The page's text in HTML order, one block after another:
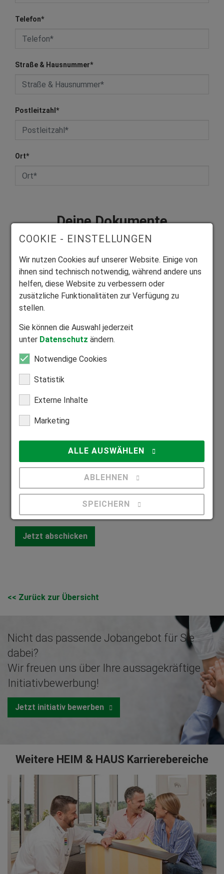
Telefon*
Straße & Hausnummer*
Postleitzahl *
Ort*
Deine Dokumente
Bitte lade hier Deine vollständigen
Bewerbungsunterlagen hoch. Gerne kannst Du deine
Unterlagen als PDF-,JPG oder PNG-Dokumente
hochladen. Bitte beachte dabei die maximale
Dateigröße von 10 MB je Dokument.
Anschreiben
Lebenslauf*
Zeugnisse*
Ich bin mit der Datenschutzerklärung
<< Zurück zur Übersicht
Nicht das passende Jobangebot für Sie
dabei?
Wir freuen uns über Ihre aussagekräftige
Initiativbewerbung!
Jetzt initiativ bewerben
Weitere HEIM & HAUS Karrierebereiche
COOKIE - EINSTELLUNGEN
Wir nutzen Cookies auf unserer Website. Einige von
ihnen sind technisch notwendig, während andere uns
helfen, diese Website zu verbessern oder
zusätzliche Funktionalitäten zur Verfügung zu
stellen.
Sie können die Auswahl jederzeit
unter Datenschutz ändern.
Notwendige Cookies
Statistik
Externe Inhalte
Marketing
ALLE AUSWÄHLEN
ABLEHNEN
SPEICHERN